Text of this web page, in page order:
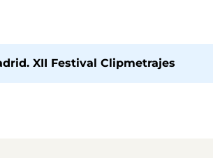
XII Festival Clipmetrajes